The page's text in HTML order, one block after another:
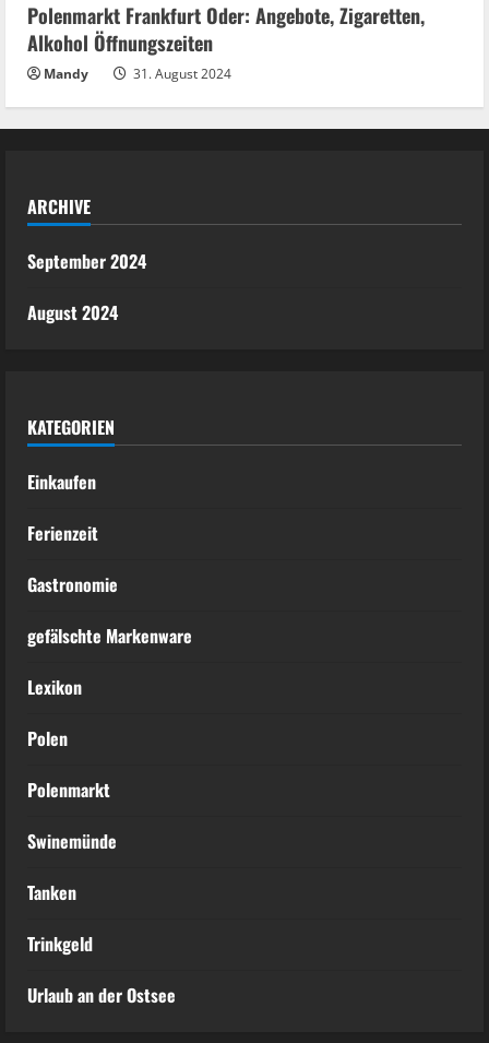
Polenmarkt Frankfurt Oder: Angebote, Zigaretten,
Alkohol Öffnungszeiten
Mandy 31. August 2024
ARCHIVE
September 2024
August 2024
KATEGORIEN
Einkaufen
Ferienzeit
Gastronomie
gefälschte Markenware
Lexikon
Polen
Polenmarkt
Swinemünde
Tanken
Trinkgeld
Urlaub an der Ostsee